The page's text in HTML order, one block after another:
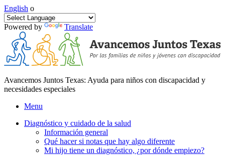
English o
Powered by Translate
Avancemos Juntos Texas: Ayuda para niños con discapacidad y
necesidades especiales
Menu
Diagnóstico y cuidado de la salud
Información general
Qué hacer si notas que hay algo diferente
Mi hijo tiene un diagnóstico, ¿por dónde empiezo?